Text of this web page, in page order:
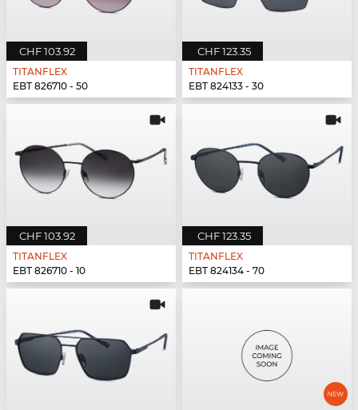
CHF 103.92
TITANFLEX
EBT 826710 - 50
CHF 123.35
TITANFLEX
EBT 824133 - 30
CHF 103.92
TITANFLEX
EBT 826710 - 10
CHF 123.35
TITANFLEX
EBT 824134 - 70